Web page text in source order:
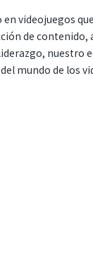
videojuegos
de contenido,
nuestro
mundo de los